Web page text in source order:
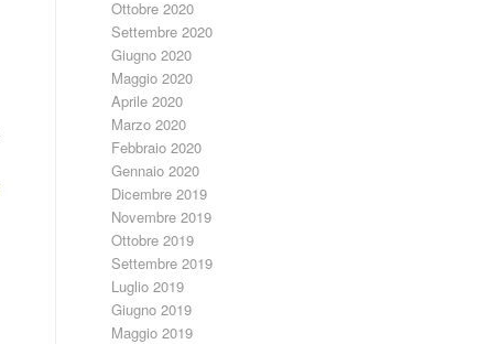
Ottobre 2020
Settembre 2020
Giugno 2020
Maggio 2020
Aprile 2020
Marzo 2020
Febbraio 2020
Gennaio 2020
Dicembre 2019
Novembre 2019
Ottobre 2019
Settembre 2019
Luglio 2019
Giugno 2019
Maggio 2019